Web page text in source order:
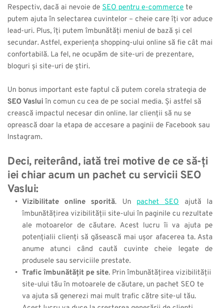
Respectiv, dacă ai nevoie de SEO pentru e-commerce te
putem ajuta în selectarea cuvintelor – cheie care îți vor aduce
lead-uri. Plus, îți putem îmbunătăți meniul de bază și cel
secundar. Astfel, experiența shopping-ului online să fie cât mai
confortabilă. La fel, ne ocupăm de site-uri de prezentare,
bloguri și site-uri de știri.
SEO Vaslui în comun cu cea de pe social media. Și astfel să
crească impactul necesar din online. Iar clienții să nu se
oprească doar la etapa de accesare a paginii de Facebook sau
Instagram.
Deci, reiterând, iată trei motive de ce să-ți
iei chiar acum un pachet cu servicii SEO
Vaslui:
Vizibilitate online sporită. Un pachet SEO ajută la
îmbunătățirea vizibilității site-ului în paginile cu rezultate
ale motoarelor de căutare. Acest lucru îi va ajuta pe
potențialii clienți să găsească mai ușor afacerea ta. Asta
anume atunci când caută cuvinte cheie legate de
produsele sau serviciile prestate.
Trafic îmbunătățit pe site. Prin îmbunătățirea vizibilității
site-ului tău în motoarele de căutare, un pachet SEO te
va ajuta să generezi mai mult trafic către site-ul tău.